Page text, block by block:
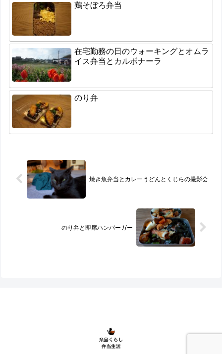
鶏そぼろ弁当
在宅勤務の日のウォーキングとオムラ
イス弁当とカルボナーラ
のり弁
焼き魚弁当とカレーうどんとくじらの撮影会
のり弁と即席ハンバーガー